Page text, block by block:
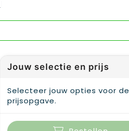
Jouw selectie en prijs
Selecteer jouw opties voor de
prijsopgave.